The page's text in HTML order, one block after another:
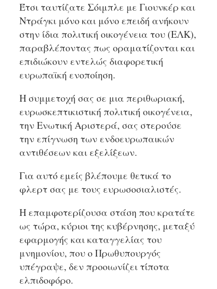
Έτσι ταυτίζατε Σόιμπλε με Γιουνκέρ και
Ντράγκι μόνο και μόνο επειδή ανήκουν
στην ίδια πολιτική οικογένεια του (ΕΛΚ),
παραβλέποντας πως οραματίζονται και
επιδιώκουν εντελώς διαφορετική
ευρωπαϊκή ενοποίηση.
Η συμμετοχή σας σε μια περιθωριακή,
ευρωσκεπτικιστική πολιτική οικογένεια,
την Ενωτική Αριστερά, σας στερούσε
την επίγνωση των ενδοευρωπαικών
αντιθέσεων και εξελίξεων.
Για αυτό εμείς βλέπουμε θετικά το
φλερτ σας με τους ευρωσοσιαλιστές.
Η επαμφοτερίζουσα στάση που κρατάτε
ως τώρα, κύριοι της κυβέρνησης, μεταξύ
εφαρμογής και καταγγελίας του
μνημονίου, που ο Πρωθυπουργός
υπέγραψε, δεν προοιωνίζει τίποτα
ελπιδοφόρο.